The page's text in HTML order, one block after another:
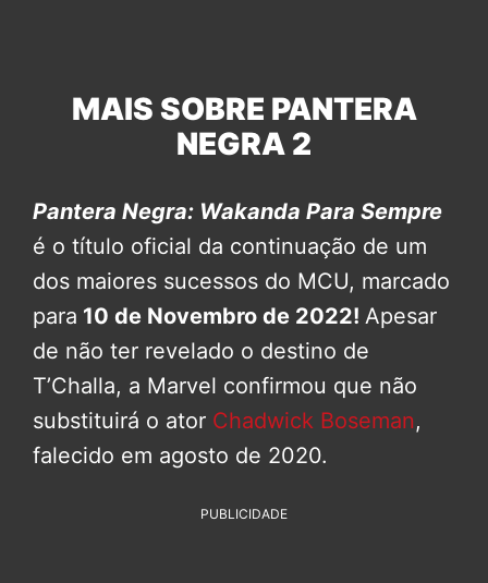
MAIS SOBRE PANTERA
NEGRA 2
Pantera Negra: Wakanda Para Sempre
é o título oficial da continuação de um
dos maiores sucessos do MCU, marcado
para 10 de Novembro de 2022! Apesar
de não ter revelado o destino de
T’Challa, a Marvel confirmou que não
substituirá o ator Chadwick Boseman,
falecido em agosto de 2020.
PUBLICIDADE